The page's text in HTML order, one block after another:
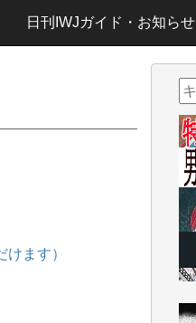
日刊IWJガイド・お知らせ
ます）